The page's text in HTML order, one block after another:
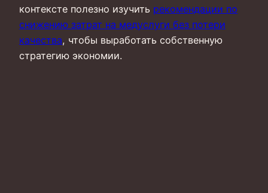
контексте полезно изучить рекомендации по
снижению затрат на медуслуги без потери
качества, чтобы выработать собственную
стратегию экономии.